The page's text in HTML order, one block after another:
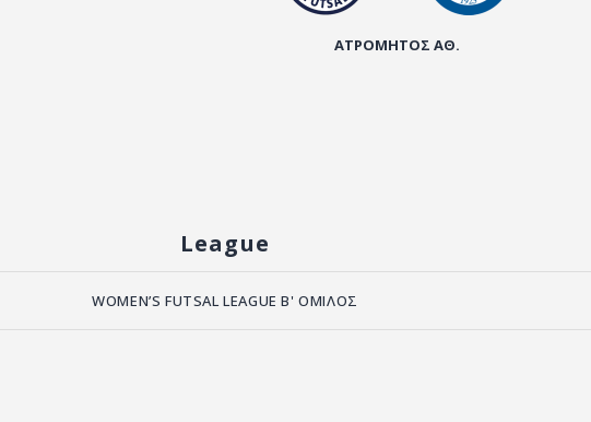
ΑΤΡΟΜΗΤΟΣ ΑΘ.
League
WOMEN’S FUTSAL LEAGUE Β' ΟΜΙΛΟΣ